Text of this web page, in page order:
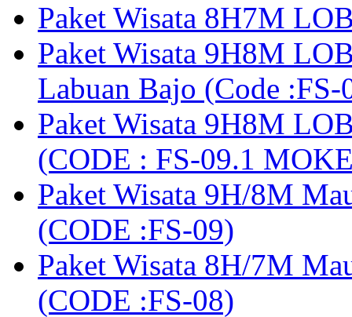
Paket Wisata 8H7M
Paket Wisata 9H8M
Labuan Bajo (Code
Paket Wisata 9H8M
(CODE : FS-09.1
Paket Wisata 9H/8M
(CODE :FS-09)
Paket Wisata 8H/7M
(CODE :FS-08)